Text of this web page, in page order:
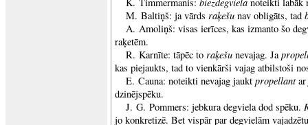
M. Baltiņš: ja vārds raķešu nav obligāts, tad
A. Amoliņš: visas ierīces, kas izmanto šo
raķetēm.
R. Karnīte: tāpēc to raķešu nevajag. Ja
kas piejaukts, tad to vienkārši vajag atbilstoši
E. Cauna: noteikti nevajag jaukt propellantar
dzinējspēku.
J. G. Pommers: jebkura degviela dod spēku.
jo konkretizē. Bet vispār par degvielām